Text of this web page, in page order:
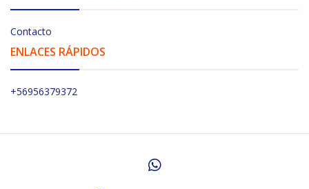
Contacto
ENLACES RÁPIDOS
+56956379372